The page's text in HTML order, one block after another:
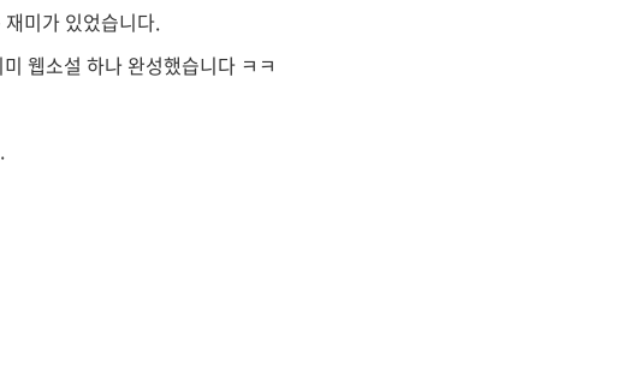
미가 있었습니다.
웹소설 하나 완성했습니다 ㅋㅋ